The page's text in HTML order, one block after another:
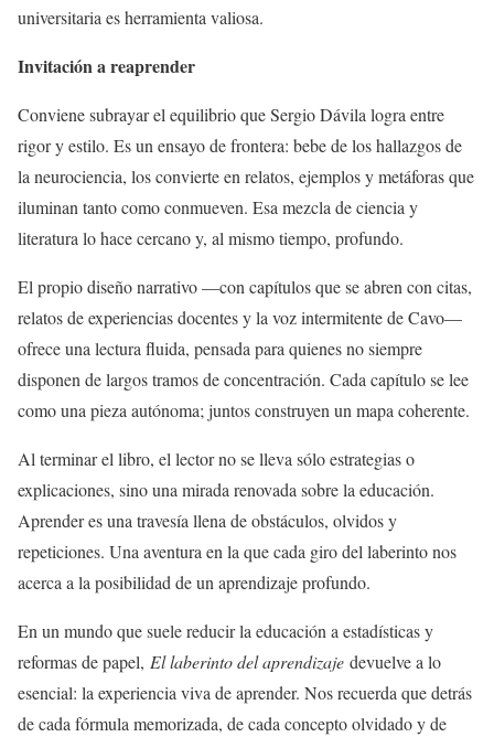
universitaria es herramienta valiosa.
Invitación a reaprender
Conviene subrayar el equilibrio que Sergio Dávila logra entre
rigor y estilo. Es un ensayo de frontera: bebe de los hallazgos de
la neurociencia, los convierte en relatos, ejemplos y metáforas que
iluminan tanto como conmueven. Esa mezcla de ciencia y
literatura lo hace cercano y, al mismo tiempo, profundo.
El propio diseño narrativo —con capítulos que se abren con citas,
relatos de experiencias docentes y la voz intermitente de Cavo—
ofrece una lectura fluida, pensada para quienes no siempre
disponen de largos tramos de concentración. Cada capítulo se lee
como una pieza autónoma; juntos construyen un mapa coherente.
Al terminar el libro, el lector no se lleva sólo estrategias o
explicaciones, sino una mirada renovada sobre la educación.
Aprender es una travesía llena de obstáculos, olvidos y
repeticiones. Una aventura en la que cada giro del laberinto nos
acerca a la posibilidad de un aprendizaje profundo.
En un mundo que suele reducir la educación a estadísticas y
reformas de papel, El laberinto del aprendizaje devuelve a lo
esencial: la experiencia viva de aprender. Nos recuerda que detrás
de cada fórmula memorizada, de cada concepto olvidado y de